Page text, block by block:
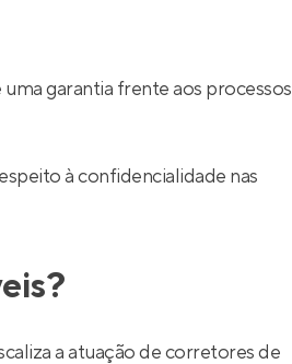
garantia frente aos processos
à confidencialidade nas
a atuação de corretores de